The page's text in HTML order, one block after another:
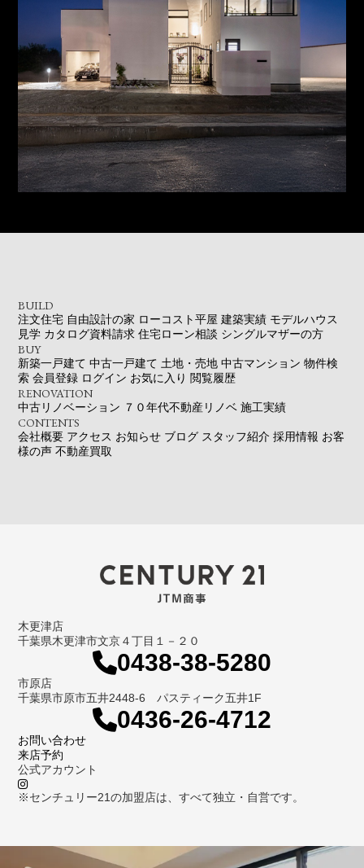
BUILD
注文住宅 自由設計の家 ローコスト平屋 建築実績 モデルハウス
見学 カタログ資料請求 住宅ローン相談 シングルマザーの方
BUY
新築一戸建て 中古一戸建て 土地・売地 中古マンション 物件検
索 会員登録 ログイン お気に入り 閲覧履歴
RENOVATION
中古リノベーション ７０年代不動産リノベ 施工実績
CONTENTS
会社概要 アクセス お知らせ ブログ スタッフ紹介 採用情報 お客
様の声 不動産買取
木更津店
千葉県木更津市文京４丁目１－２０
0438-38-5280
市原店
千葉県市原市五井2448-6 パスティーク五井1F
0436-26-4712
お問い合わせ
来店予約
公式アカウント
※センチュリー21の加盟店は、すべて独立・自営です。